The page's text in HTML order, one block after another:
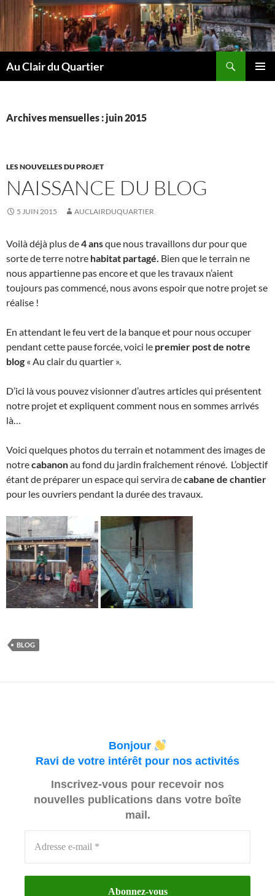
au
contenu
Au Clair du Quartier
Archives mensuelles : juin 2015
LES NOUVELLES DU PROJET
NAISSANCE DU BLOG
5 JUIN 2015 AUCLAIRDUQUARTIER
Voilà déjà plus de4 ansque nous travaillons dur pour que
sorte de terre notre habitat partagé. Bien que le terrain ne
nous appartienne pas encore et que les travaux n’aient
toujours pas commencé, nous avons espoir que notre projet se
réalise !
En attendant le feu vert de la banque et pour nous occuper
pendant cette pause forcée, voici le premier post de notre
blog « Au clair du quartier ».
D’ici là vous pouvez visionner d’autres articles qui présentent
notre projet et expliquent comment nous en sommes arrivés
là…
Voici quelques photos du terrain et notamment des images de
notrecabanonau fond du jardin fraîchement rénové. L’objectif
étant de préparer un espace qui servira decabane de chantier
pour les ouvriers pendant la durée des travaux.
BLOG
Bonjour
Ravi de votre intérêt pour nos activités
Inscrivez-vous pour recevoir nos
nouvelles publications dans votre boîte
mail.